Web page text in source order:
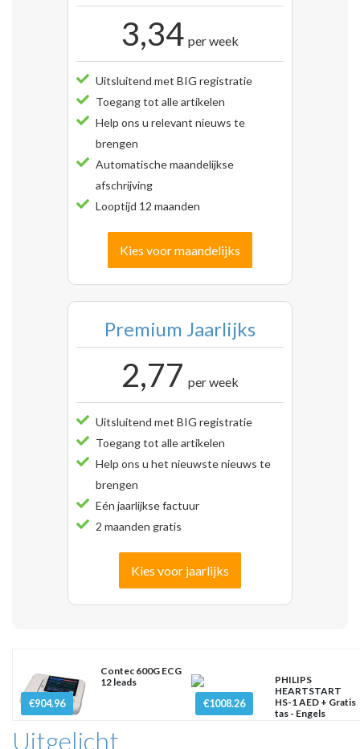
3,34 per week
Uitsluitend met BIG registratie
Toegang tot alle artikelen
Help ons u relevant nieuws te
brengen
Automatische maandelijkse
afschrijving
Looptijd 12 maanden
Kies voor maandelijks
Premium Jaarlijks
2,77 per week
Uitsluitend met BIG registratie
Toegang tot alle artikelen
Help ons u het nieuwste nieuws te
brengen
Eén jaarlijkse factuur
2 maanden gratis
Kies voor jaarlijks
€904.96
Contec 600G ECG
12 leads
€1008.26
PHILIPS
HEARTSTART
HS-1 AED + Gratis
tas - Engels
Uitgelicht